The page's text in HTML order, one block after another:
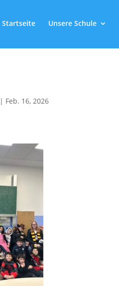
Startseite Unsere Schule
| Feb. 16, 2026